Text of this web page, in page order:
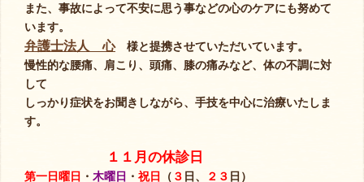
また、事故によって不安に思う事などの心のケアにも努めて
います。
弁護士法人 心様と提携させていただいています。
慢性的な腰痛、肩こり、頭痛、膝の痛みなど、体の不調に対
して
しっかり症状をお聞きしながら、手技を中心に治療いたしま
す。
１１月の休診日
第一日曜日 ・ 木曜日 ・ 祝日 （ ３ 日、 ２３ 日）